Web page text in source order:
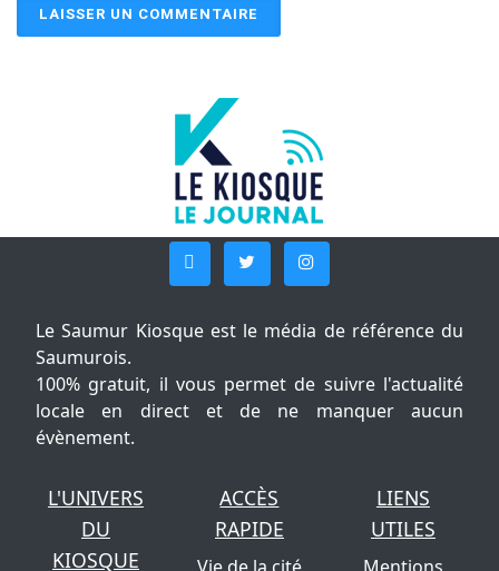
Le Saumur Kiosque est le média de référence du
Saumurois.
100% gratuit, il vous permet de suivre l'actualité
locale en direct et de ne manquer aucun
évènement.
L'UNIVERS
DU
KIOSQUE
ACCÈS
RAPIDE
LIENS
UTILES